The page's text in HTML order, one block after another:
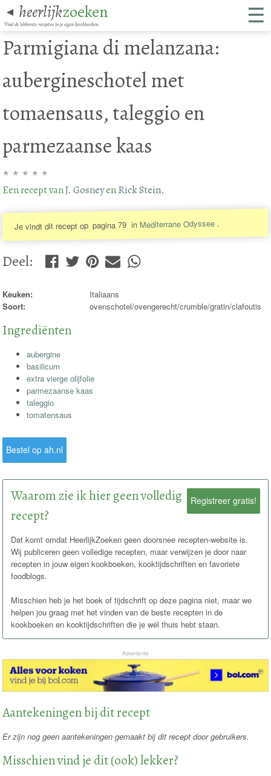
◄ heerlijkzoeken
Vind de lekkerste recepten in je eigen kookboeken. ☰
Parmigiana di melanzana:
aubergineschotel met
tomaensaus, taleggio en
parmezaanse kaas
★ ★ ★ ★ ★
Een recept vanJ. GosneyenRick Stein.
Je vindt dit recept op pagina 79 inMediterrane Odyssee .
Deel:
Keuken:
Italiaans
Soort:
ovenschotel/ovengerecht/crumble/gratin/clafoutis
Ingrediënten
aubergine
basilicum
extra vierge olijfolie
parmezaanse kaas
taleggio
tomatensaus
Bestel op ah.nl
Registreer gratis!
Waarom zie ik hier geen volledig
recept?
Dat komt omdat HeerlijkZoeken geen doorsnee recepten-website is.
Wij publiceren geen volledige recepten, maar verwijzen je door naar
recepten in jouw eigen kookboeken, kooktijdschriften en favoriete
foodblogs.
Misschien heb je het boek of tijdschrift op deze pagina niet, maar we
helpen jou graag met het vinden van de beste recepten in de
kookboeken en kooktijdschriften die je wél thuis hebt staan.
Advertentie
Aantekeningen bij dit recept
Er zijn nog geen aantekeningen gemaakt bij dit recept door gebruikers.
Misschien vind je dit (ook) lekker?